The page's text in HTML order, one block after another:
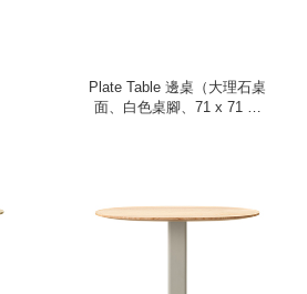
Plate Table 邊桌（大理石桌
面、白色桌腳、71 x 71 公